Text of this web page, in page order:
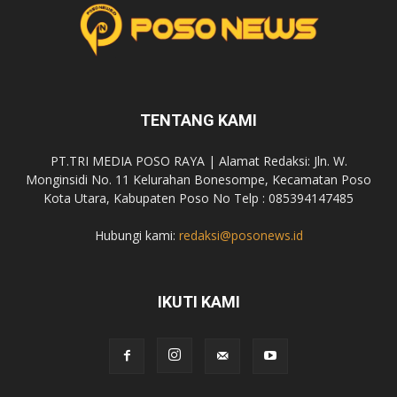
TENTANG KAMI
PT.TRI MEDIA POSO RAYA | Alamat Redaksi: Jln. W.
Monginsidi No. 11 Kelurahan Bonesompe, Kecamatan Poso
Kota Utara, Kabupaten Poso No Telp : 085394147485
Hubungi kami: redaksi@posonews.id
IKUTI KAMI